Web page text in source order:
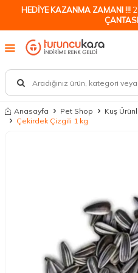
HEDİYE KAZANMA ZAMANI !!!
ÇANTASI
Anasayfa Pet Shop Kuş
Çekirdek Çizgili 1 kg